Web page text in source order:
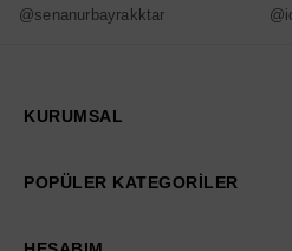
@senanurbayrakktar
KURUMSAL
POPÜLER KATEGORİLER